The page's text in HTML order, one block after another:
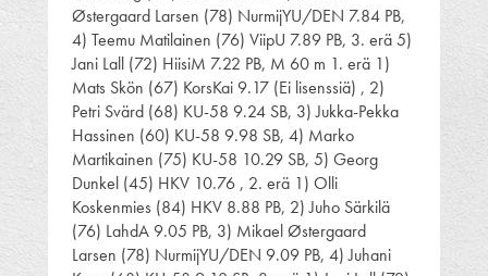
Østergaard Larsen (78) NurmijYU/DEN 7.84 PB,
4) Teemu Matilainen (76) ViipU 7.89 PB, 3. erä 5)
Jani Lall (72) HiisiM 7.22 PB, M 60 m 1. erä 1)
Mats Skön (67) KorsKai 9.17 (Ei lisenssiä) , 2)
Petri Svärd (68) KU-58 9.24 SB, 3) Jukka-Pekka
Hassinen (60) KU-58 9.98 SB, 4) Marko
Martikainen (75) KU-58 10.29 SB, 5) Georg
Dunkel (45) HKV 10.76 , 2. erä 1) Olli
Koskenmies (84) HKV 8.88 PB, 2) Juho Särkilä
(76) LahdA 9.05 PB, 3) Mikael Østergaard
Larsen (78) NurmijYU/DEN 9.09 PB, 4) Juhani